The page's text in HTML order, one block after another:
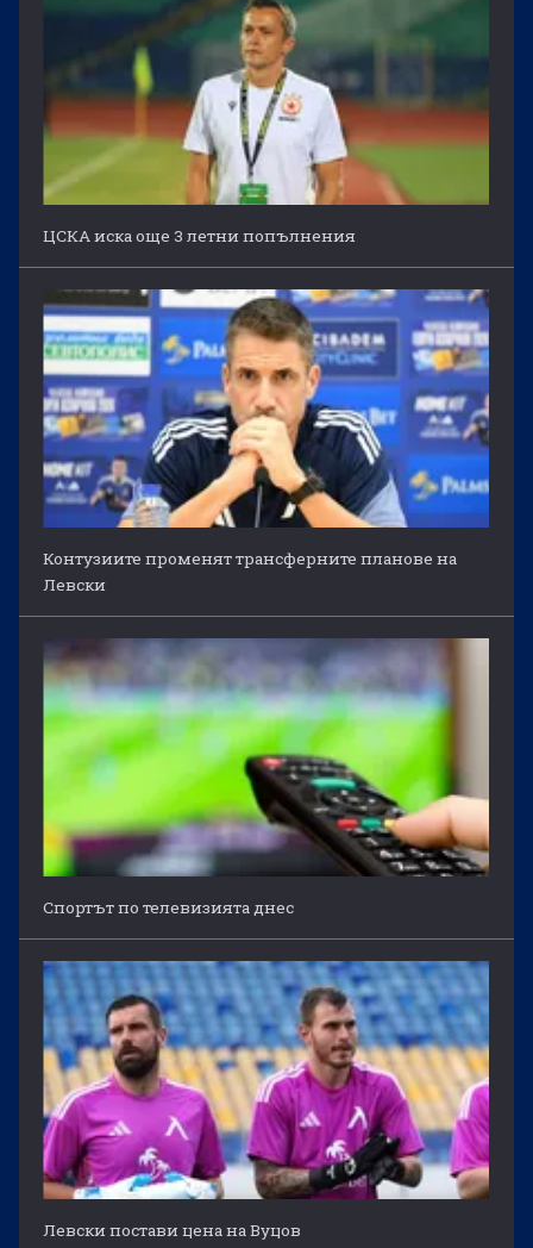
ЦСКА иска още 3 летни попълнения
Контузиите променят трансферните планове на
Левски
Спортът по телевизията днес
Левски постави цена на Вуцов